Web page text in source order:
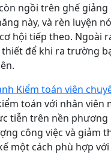
ngồi trên ghế
này, và rèn luyện
hội tiếp theo. Ngoài
để khi ra trường
Kiểm toán viên
toán với nhân viên
tiễn trên nền phương
công việc và giảm
một cách phù hợp